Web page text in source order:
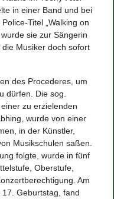
in einer Band und bei
Titel „Walking on
sie zur Sängerin
die Musiker doch sofort
des Procederes, um
dürfen. Die sog.
zu erzielenden
wurde von einer
in der Künstler,
Musikschulen saßen.
folgte, wurde in fünf
Oberstufe,
Am
Geburtstag, fand